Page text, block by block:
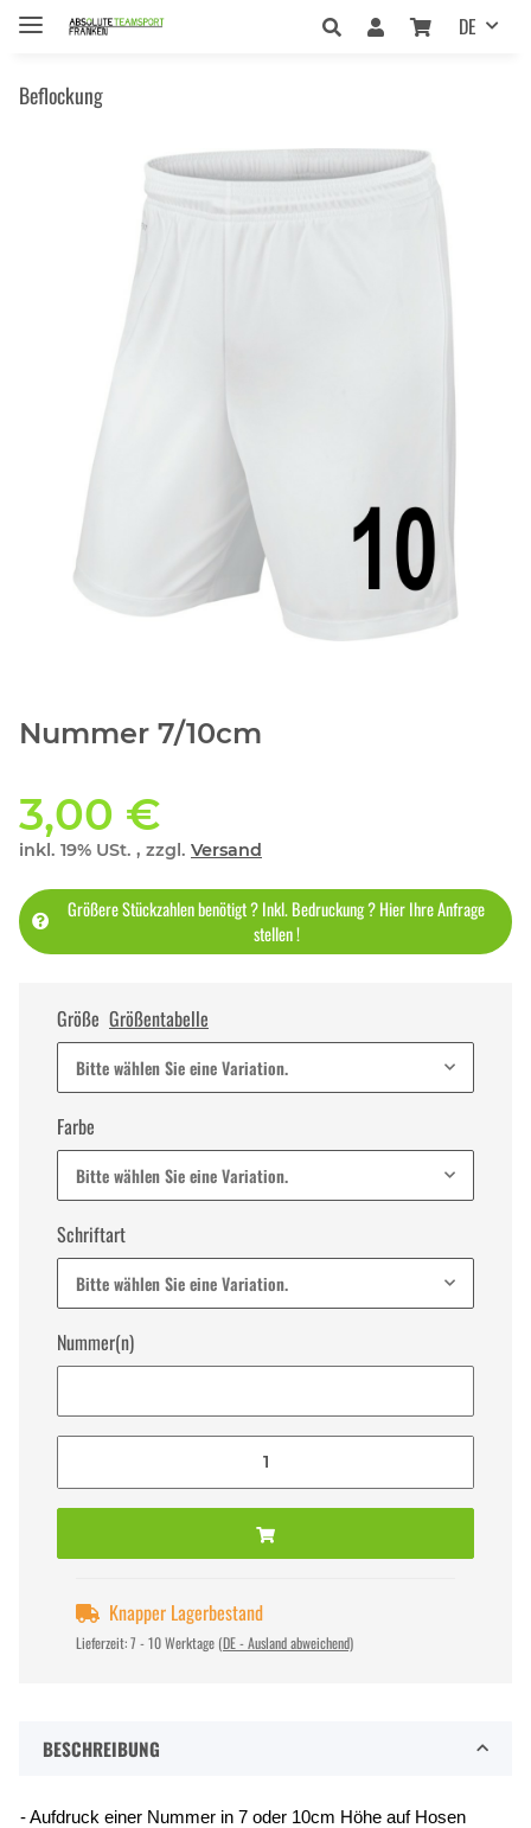
DE
Beflockung
Nummer 7/10cm
3,00 €
inkl. 19% USt. , zzgl. Versand
Größere Stückzahlen benötigt ? Inkl. Bedruckung ? Hier Ihre Anfrage
stellen !
Größe Größentabelle
Bitte wählen Sie eine Variation.
Farbe
Bitte wählen Sie eine Variation.
Schriftart
Bitte wählen Sie eine Variation.
Nummer(n)
Knapper Lagerbestand
Lieferzeit:7 - 10 Werktage (DE - Ausland abweichend)
BESCHREIBUNG
- Aufdruck einer Nummer in 7 oder 10cm Höhe auf Hosen